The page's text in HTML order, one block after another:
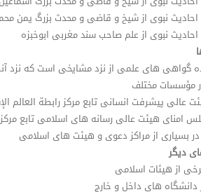
احادیث نبوی از شیخ و قاضی و محدث بزرگ یمن
احادیث نبوی از علم صاحب سند مغربی ابوخبزه
گواهی های علمی از نزد مشایخی است که نزد
مؤسسات مختلف
عالی پیشرفت انسانی تابع مرکز رابطة العالم
امنای هیئت عالی رسانه های اسلامی تابع مرکز
بسیاری از مراکز دعوی و هیئت های اسلامی
دیگر
از هیئات اسلامی
دانشگاه های داخل و خارج